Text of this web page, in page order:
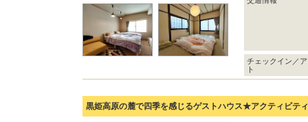
チェックイン／
ト
黒姫高原の麓で四季を感じるゲストハウス★アクティビテ